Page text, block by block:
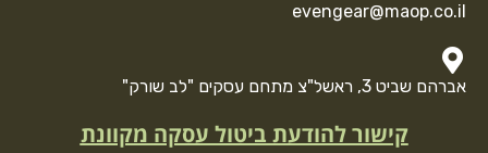
evengear@maop.co.il
אברהם שביט 3, ראשל"צ מתחם עסקים "לב שורק"
קישור להודעת ביטול עסקה מקוונת